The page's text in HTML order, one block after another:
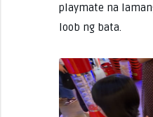
playmate na
loob ng bata.